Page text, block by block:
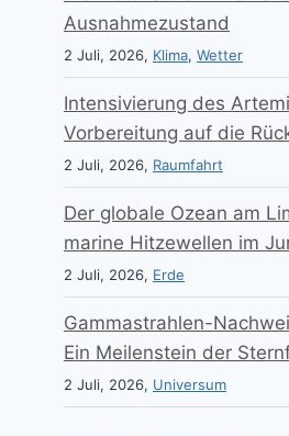
Ausnahmezustand
2 Juli, 2026, Klima, Wetter
Intensivierung des
Vorbereitung auf die
2 Juli, 2026, Raumfahrt
Der globale Ozean am
marine Hitzewellen im
2 Juli, 2026, Erde
Gammastrahlen-
Ein Meilenstein der
2 Juli, 2026, Universum